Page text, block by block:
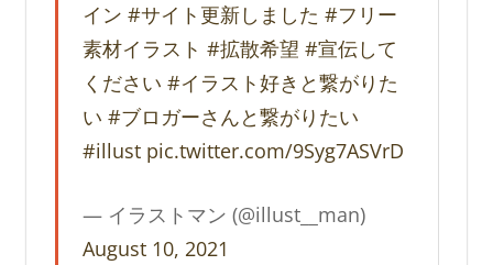
イン #サイト更新しました #フリー
素材イラスト #拡散希望 #宣伝して
ください #イラスト好きと繋がりた
い #ブロガーさんと繋がりたい
#illust pic.twitter.com/9Syg7ASVrD
— イラストマン (@illust__man)
August 10, 2021